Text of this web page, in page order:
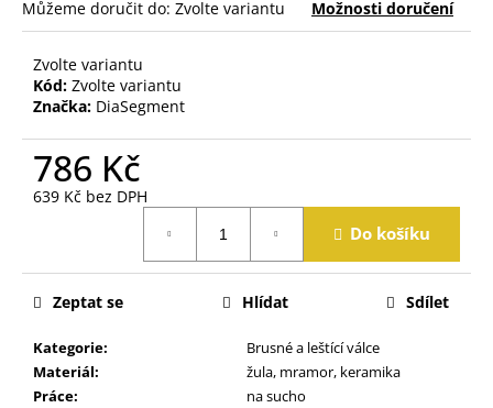
Můžeme doručit do: Zvolte variantu Možnosti doručení
Zvolte variantu
Kód: Zvolte variantu
Značka: DiaSegment
786 Kč
639 Kč bez DPH
Do košíku
Kategorie:
Brusné a leštící válce
Materiál:
žula, mramor, keramika
Práce:
na sucho
Zeptat se Hlídat Sdílet
j
e
m
e